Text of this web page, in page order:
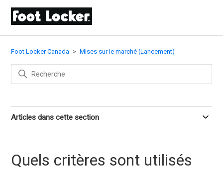
Foot Locker Canada Mises sur le marché (Lancement)
Articles dans cette section
Quels critères sont utilisés